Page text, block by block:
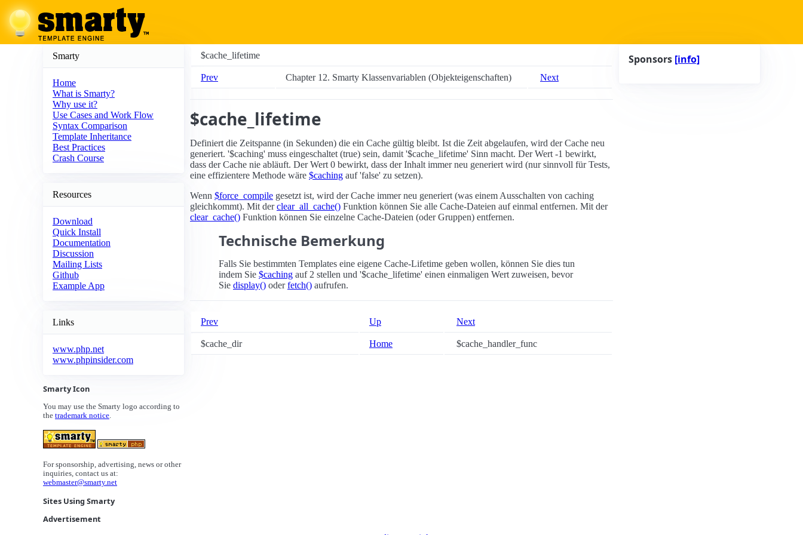
Smarty
Home
What is Smarty?
Why use it?
Use Cases and Work Flow
Syntax Comparison
Template Inheritance
Best Practices
Crash Course
Resources
Download
Quick Install
Documentation
Discussion
Mailing Lists
Github
Example App
Links
www.php.net
www.phpinsider.com
Smarty Icon
You may use the Smarty logo according to
the trademark notice.
For sponsorship, advertising, news or other
inquiries, contact us at:
webmaster@smarty.net
Sites Using Smarty
Advertisement
$cache_lifetime
Prev Chapter 12. Smarty Klassenvariablen (Objekteigenschaften) Next
$cache_lifetime
Definiert die Zeitspanne (in Sekunden) die ein Cache gültig bleibt. Ist die Zeit abgelaufen, wird der Cache neu
generiert. '$caching' muss eingeschaltet (true) sein, damit '$cache_lifetime' Sinn macht. Der Wert -1 bewirkt,
dass der Cache nie abläuft. Der Wert 0 bewirkt, dass der Inhalt immer neu generiert wird (nur sinnvoll für Tests,
eine effizientere Methode wäre $caching auf 'false' zu setzen).
Wenn $force_compile gesetzt ist, wird der Cache immer neu generiert (was einem Ausschalten von caching
gleichkommt). Mit derclear_all_cache() Funktion können Sie alle Cache-Dateien auf einmal entfernen. Mit der
clear_cache() Funktion können Sie einzelne Cache-Dateien (oder Gruppen) entfernen.
Technische Bemerkung
Falls Sie bestimmten Templates eine eigene Cache-Lifetime geben wollen, können Sie dies tun
indem Sie $caching auf 2 stellen und '$cache_lifetime' einen einmaligen Wert zuweisen, bevor
Sie display() oderfetch() aufrufen.
Prev Up Next
$cache_dir Home $cache_handler_func
Sponsors [info]